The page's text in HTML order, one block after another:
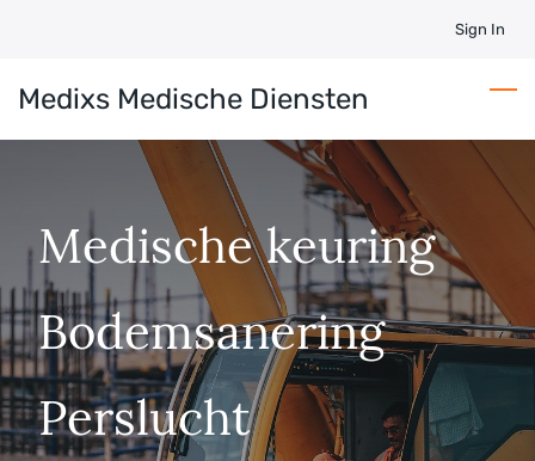
main
content
Sign In
Medixs Medische Diensten
Medische keuring
Bodemsanering
Perslucht